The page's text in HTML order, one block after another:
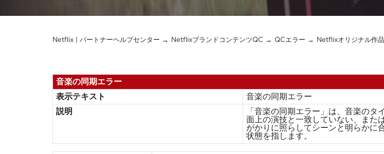
Netflix | パートナーヘルプセンター NetflixブランドコンテンツQC QCエラー Netflixオリジナル作
音楽の同期エラー
表示テキスト
音楽の同期エラー
説明
「音楽の同期エラー」は、音楽のタ
面上の演技と一致していない、また
がかりに照らしてシーンと明らかに
状態を指します。